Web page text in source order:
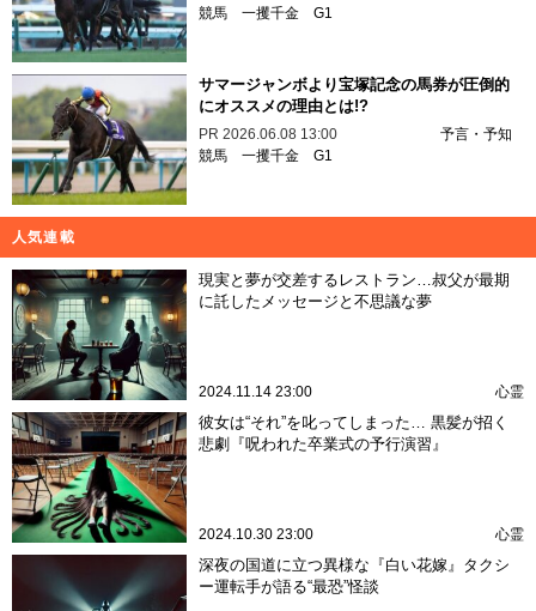
競馬 一攫千金 G1
サマージャンボより宝塚記念の馬券が圧倒的
にオススメの理由とは!?
PR 2026.06.08 13:00
予言・予知
競馬 一攫千金 G1
人気連載
現実と夢が交差するレストラン…叔父が最期
に託したメッセージと不思議な夢
2024.11.14 23:00 心霊
彼女は“それ”を叱ってしまった… 黒髪が招く
悲劇『呪われた卒業式の予行演習』
2024.10.30 23:00 心霊
深夜の国道に立つ異様な『白い花嫁』タクシ
ー運転手が語る“最恐”怪談